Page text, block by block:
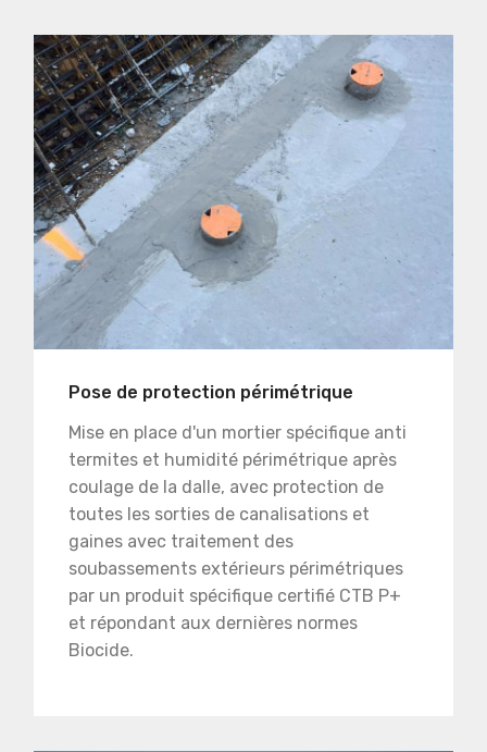
Pose de protection périmétrique
Mise en place d'un mortier spécifique anti
termites et humidité périmétrique après
coulage de la dalle, avec protection de
toutes les sorties de canalisations et
gaines avec traitement des
soubassements extérieurs périmétriques
par un produit spécifique certifié CTB P+
et répondant aux dernières normes
Biocide.